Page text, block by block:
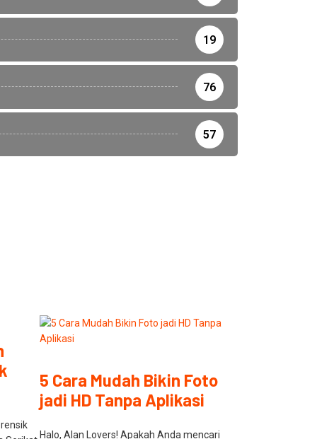
19
76
57
5 Cara Mudah Bikin Foto
jadi HD Tanpa Aplikasi
Halo, Alan Lovers! Apakah Anda mencari